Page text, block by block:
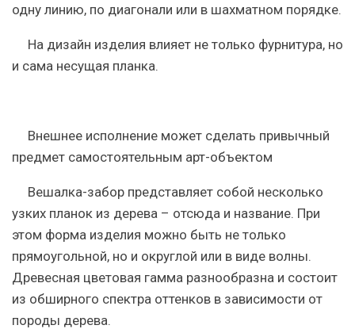
одну линию, по диагонали или в шахматном порядке.
На дизайн изделия влияет не только фурнитура, но
и сама несущая планка.
Внешнее исполнение может сделать привычный
предмет самостоятельным арт-объектом
Вешалка-забор представляет собой несколько
узких планок из дерева – отсюда и название. При
этом форма изделия можно быть не только
прямоугольной, но и округлой или в виде волны.
Древесная цветовая гамма разнообразна и состоит
из обширного спектра оттенков в зависимости от
породы дерева.